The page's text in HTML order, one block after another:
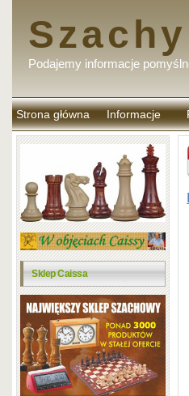
Podajemy informacje
Strona główna Informacje
Sklep Caissa